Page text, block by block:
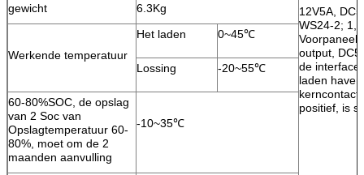
12V5A,
WS24-2;
output,
de interface
laden
positief, is
gewicht 6.3Kg
Werkende temperatuur
Het laden 0~45℃
Lossing -20~55℃
60-80%SOC, de opslag
van 2 Soc van
Opslagtemperatuur 60-
80%, moet om de 2
maanden aanvulling
-10~35℃